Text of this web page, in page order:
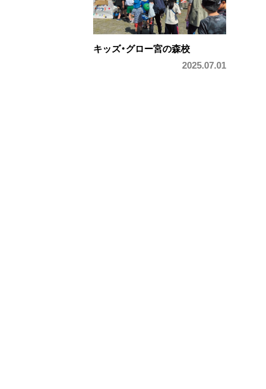
キッズ・グロー宮の森校
2025.07.01